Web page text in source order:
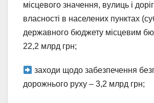
місцевого значення, вулиць і
власності в населених пунктах
державного бюджету місцевим
22,2 млрд грн;
заходи щодо забезпечення
дорожнього руху – 3,2 млрд грн;